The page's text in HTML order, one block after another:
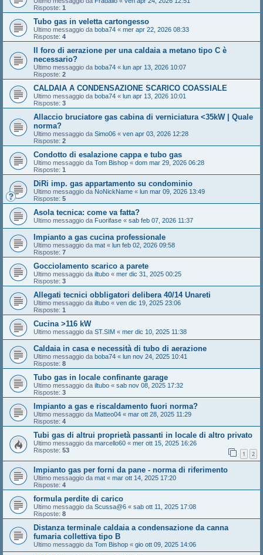
Risposte: 1
Tubo gas in veletta cartongesso
Ultimo messaggio da boba74 « mer apr 22, 2026 08:33
Risposte: 4
Il foro di aerazione per una caldaia a metano tipo C è
necessario?
Ultimo messaggio da boba74 « lun apr 13, 2026 10:07
Risposte: 2
CALDAIA A CONDENSAZIONE SCARICO COASSIALE
Ultimo messaggio da boba74 « lun apr 13, 2026 10:01
Risposte: 3
Allaccio bruciatore gas cabina di verniciatura <35kW | Quale
norma?
Ultimo messaggio da Simo06 « ven apr 03, 2026 12:28
Risposte: 2
Condotto di esalazione cappa e tubo gas
Ultimo messaggio da Tom Bishop « dom mar 29, 2026 06:28
Risposte: 1
DiRi imp. gas appartamento su condominio
Ultimo messaggio da NoNickName « lun mar 09, 2026 13:49
Risposte: 5
Asola tecnica: come va fatta?
Ultimo messaggio da Fuorifase « sab feb 07, 2026 11:37
Impianto a gas cucina professionale
Ultimo messaggio da mat « lun feb 02, 2026 09:58
Risposte: 7
Gocciolamento scarico a parete
Ultimo messaggio da iltubo « mer dic 31, 2025 00:25
Risposte: 3
Allegati tecnici obbligatori delibera 40/14 Unareti
Ultimo messaggio da iltubo « ven dic 19, 2025 23:06
Risposte: 1
Cucina >116 kW
Ultimo messaggio da ST.SIM « mer dic 10, 2025 11:38
Caldaia in casa e necessità di tubo di aerazione
Ultimo messaggio da boba74 « lun nov 24, 2025 10:41
Risposte: 8
Tubo gas in locale confinante garage
Ultimo messaggio da iltubo « sab nov 08, 2025 17:32
Risposte: 3
Impianto a gas e riscaldamento fuori norma?
Ultimo messaggio da Matteo04 « mar ott 28, 2025 11:29
Risposte: 4
Tubi gas di altrui proprietà passanti in locale di altro privato
Ultimo messaggio da marcello60 « mer ott 15, 2025 16:26
Risposte: 53 1 2
Impianto gas per forni da pane - norma di riferimento
Ultimo messaggio da mat « mar ott 14, 2025 17:20
Risposte: 4
formula perdite di carico
Ultimo messaggio da Scussa@6 « sab ott 11, 2025 17:08
Risposte: 8
Distanza terminale caldaia a condensazione da canna
fumaria collettiva tipo B
Ultimo messaggio da Tom Bishop « gio ott 09, 2025 14:06